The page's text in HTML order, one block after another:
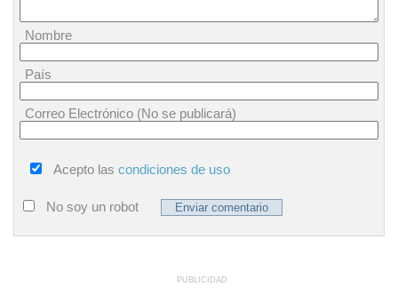
Nombre
País
Correo Electrónico (No se publicará)
Acepto las condiciones de uso
No soy un robot
PUBLICIDAD